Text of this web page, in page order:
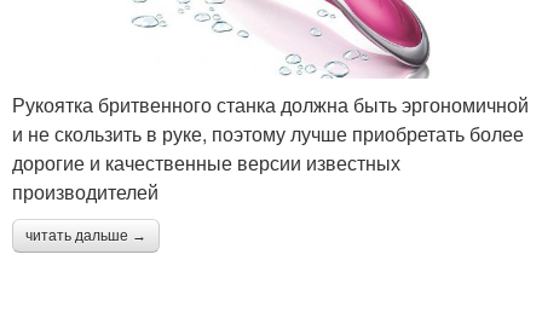
Рукоятка бритвенного станка должна быть эргономичной
и не скользить в руке, поэтому лучше приобретать более
дорогие и качественные версии известных
производителей
читать дальше →